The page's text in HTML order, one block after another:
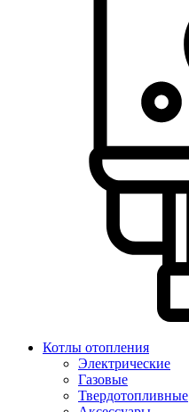
Котлы отопления
Электрические
Газовые
Твердотопливные